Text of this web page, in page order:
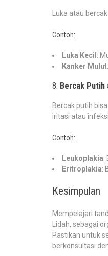
Luka atau
Contoh:
Luka Kecil:
Kanker Mulut
8. Bercak Putih
Bercak putih
iritasi atau
Contoh:
Leukoplakia:
Eritroplakia:
Kesimpulan
Mempelajari
Lidah, sebagai
Pastikan untuk
berkonsultasi